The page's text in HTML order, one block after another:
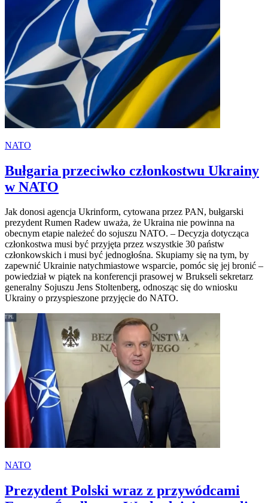
NATO
Bułgaria przeciwko członkostwu Ukrainy
w NATO
Jak donosi agencja Ukrinform, cytowana przez PAN, bułgarski
prezydent Rumen Radew uważa, że Ukraina nie powinna na
obecnym etapie należeć do sojuszu NATO. – Decyzja dotycząca
członkostwa musi być przyjęta przez wszystkie 30 państw
członkowskich i musi być jednogłośna. Skupiamy się na tym, by
zapewnić Ukrainie natychmiastowe wsparcie, pomóc się jej bronić –
powiedział w piątek na konferencji prasowej w Brukseli sekretarz
generalny Sojuszu Jens Stoltenberg, odnosząc się do wniosku
Ukrainy o przyspieszone przyjęcie do NATO.
NATO
Prezydent Polski wraz z przywódcami